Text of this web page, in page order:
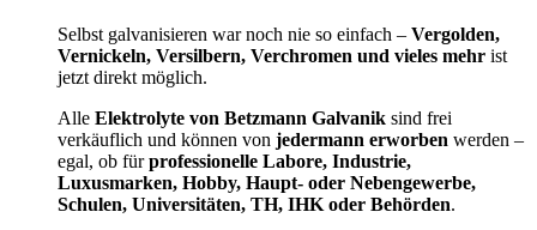
Selbst galvanisieren war noch nie so einfach – Vergolden,
Vernickeln, Versilbern, Verchromen und vieles mehr ist
jetzt direkt möglich.
Alle Elektrolyte von Betzmann Galvanik sind frei
verkäuflich und können von jedermann erworben werden –
egal, ob fürprofessionelle Labore, Industrie,
Luxusmarken, Hobby, Haupt- oder Nebengewerbe,
Schulen, Universitäten, TH, IHK oder Behörden.